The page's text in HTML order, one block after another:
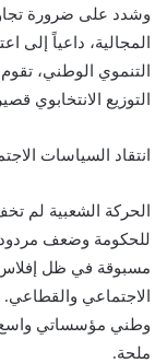
وشدد على ضرورة
المجالية، داعياً إلى
التنموي الوطني،
التوزيع الانتخابوي
انتقاد السياسات
الحركة الشعبية لم
للحكومة وضعف
مسبوقة في ظل إفلاس
الاجتماعي
وطني مؤسساتي واسع
ملحة.